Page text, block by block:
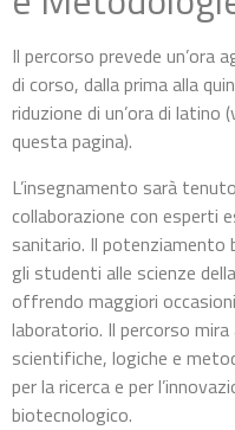
Il percorso prevede un’ora
di corso, dalla prima alla
riduzione di un’ora di latino
questa pagina).
L’insegnamento sarà
collaborazione con esperti
sanitario. Il potenziamento
gli studenti alle scienze
offrendo maggiori
laboratorio. Il percorso
scientifiche, logiche e
per la ricerca e per
biotecnologico.